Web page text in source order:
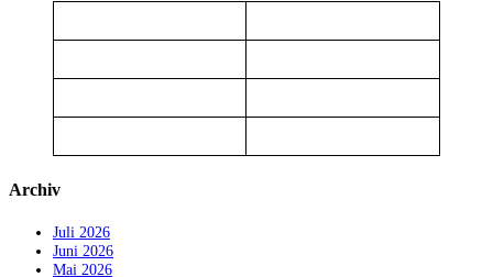
Archiv
Juli 2026
Juni 2026
Mai 2026